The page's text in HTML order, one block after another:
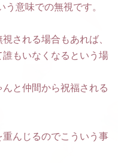
う意味での無視です。
される場合もあれば、
もいなくなるという場
と仲間から祝福される
んじるのでこういう事